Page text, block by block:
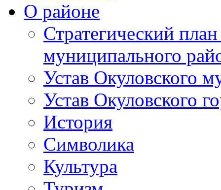
О районе
Стратегический
муниципального
Устав Окуловского
Устав Окуловского
История
Символика
Культура